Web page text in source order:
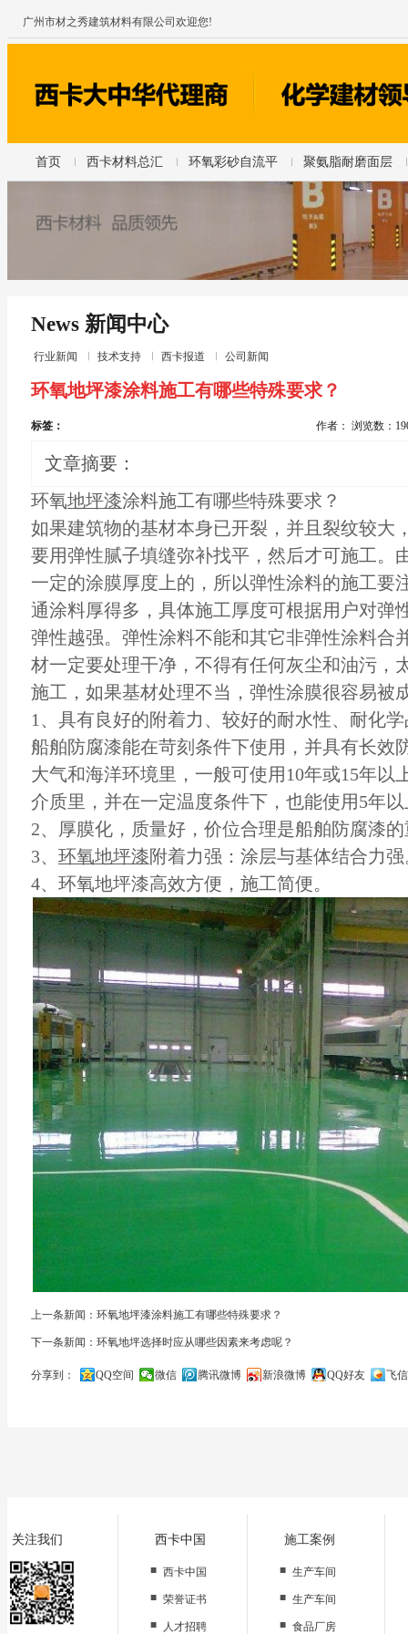
广州市材之秀建筑材料有限公司欢迎您!
首页 西卡材料总汇 环氧彩砂自流平 聚氨脂耐磨面层
News 新闻中心
行业新闻 技术支持 西卡报道 公司新闻
环氧地坪漆涂料施工有哪些特殊要求？
标签： 作者： 浏览数：
文章摘要：
环氧地坪漆涂料施工有哪些特殊要求？
如果建筑物的基材本身已开裂，并且裂纹较大
要用弹性腻子填缝弥补找平，然后才可施工。
一定的涂膜厚度上的，所以弹性涂料的施工要
通涂料厚得多，具体施工厚度可根据用户对弹
弹性越强。弹性涂料不能和其它非弹性涂料合
材一定要处理干净，不得有任何灰尘和油污，
施工，如果基材处理不当，弹性涂膜很容易被
1、具有良好的附着力、较好的耐水性、耐化
船舶防腐漆能在苛刻条件下使用，并具有长效
大气和海洋环境里，一般可使用10年或15年以
介质里，并在一定温度条件下，也能使用5年
2、厚膜化，质量好，价位合理是船舶防腐漆
3、 环氧地坪漆附着力强：涂层与基体结合力强
4、环氧地坪漆高效方便，施工简便。
上一条新闻：环氧地坪漆涂料施工有哪些特殊要求？
下一条新闻：环氧地坪选择时应从哪些因素来考虑呢？
分享到： QQ空间 微信 腾讯微博 新浪微博 QQ好友
飞信
关注我们 西卡中国
■ 西卡中国
■ 荣誉证书
■
人才招聘
施工案例
■ 生产车间
■ 生产车间
■ 食品厂房